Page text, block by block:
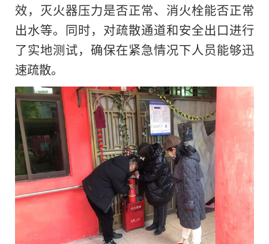
效，灭火器压力是否正常、消火栓能否正常
出水等。同时，对疏散通道和安全出口进行
了实地测试，确保在紧急情况下人员能够迅
速疏散。